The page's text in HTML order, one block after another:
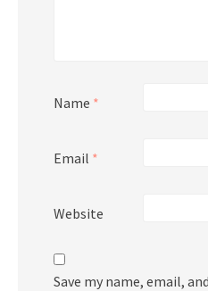
Name *
Email *
Website
Save my name, email,